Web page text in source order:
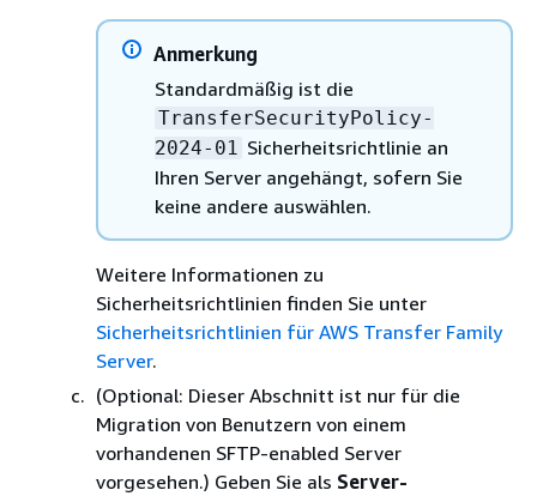
Anmerkung
Standardmäßig ist die
TransferSecurityPolicy-
2024-01 Sicherheitsrichtlinie an
Ihren Server angehängt, sofern Sie
keine andere auswählen.
Weitere Informationen zu
Sicherheitsrichtlinien finden Sie unter
Sicherheitsrichtlinien für AWS Transfer Family
Server.
(Optional: Dieser Abschnitt ist nur für die
Migration von Benutzern von einem
vorhandenen SFTP-enabled Server
vorgesehen.) Geben Sie als Server-